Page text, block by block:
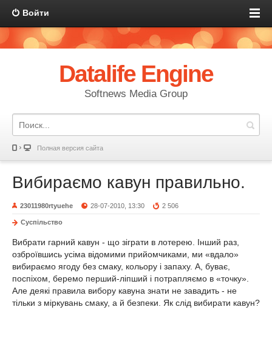
Войти
Datalife Engine
Softnews Media Group
Полная версия сайта
Вибираємо кавун правильно.
23011980rtyuehe 28-07-2010, 13:30 2 506
Суспільство
Вибрати гарний кавун - що зіграти в лотерею. Інший раз,
озброївшись усіма відомими прийомчиками, ми «вдало»
вибираємо ягоду без смаку, кольору і запаху. А, буває,
поспіхом, беремо перший-ліпший і потрапляємо в «точку».
Але деякі правила вибору кавуна знати не завадить - не
тільки з міркувань смаку, а й безпеки. Як слід вибирати кавун?